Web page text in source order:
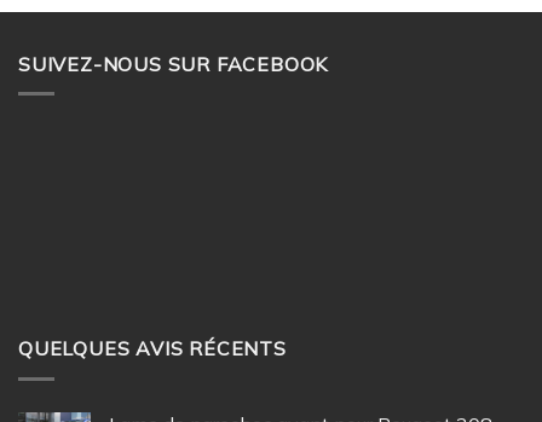
SUIVEZ-NOUS SUR FACEBOOK
QUELQUES AVIS RÉCENTS